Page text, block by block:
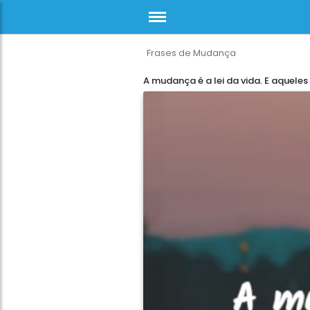
Frases de Mudança
A mudança é a lei da vida. E